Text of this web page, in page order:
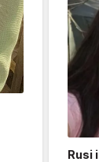
Rusi